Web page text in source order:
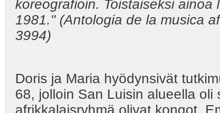
koreografioin. Toistaiseksi
1981." (Antologia de la musica
3994)
Doris ja Maria hyödynsivät
68, jolloin San Luisin alueella
afrikkalaisryhmä olivat kongot.